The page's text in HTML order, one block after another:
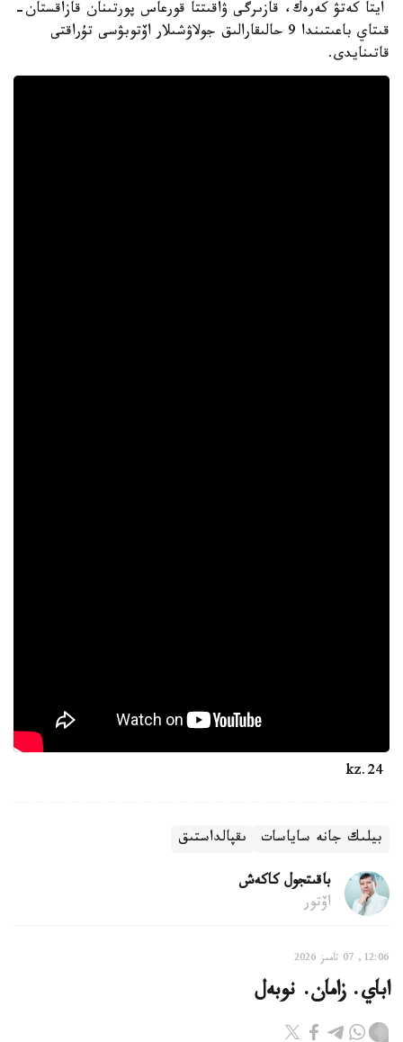
ايتا كەتۋ كەرەك، قازىرگى ۋاقىتتا قورعاس پورتىنان قازاقستان-
قىتاي باعىتىندا 9 حالىقارالىق جولاۋشىلار اۆتوبۋسى تۇراقتى
قاتىنايدى.
بيلىك جانە ساياسات ىقپالداستىق
باقىتجول كاكەش
اۆتور
12:06, 07 تامىز 2026
اباي. زامان. نوبەل